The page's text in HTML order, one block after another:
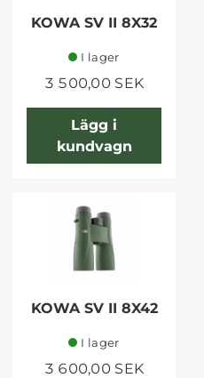
KOWA SV II 8X32
I lager
3 500,00 SEK
Lägg i
kundvagn
KOWA SV II 8X42
I lager
3 600,00 SEK